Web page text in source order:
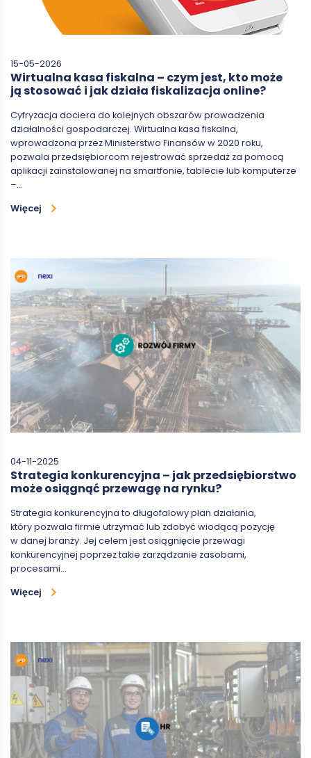
15-05-2026
Wirtualna kasa fiskalna – czym jest, kto może
ją stosować i jak działa fiskalizacja online?
Cyfryzacja dociera do kolejnych obszarów prowadzenia
działalności gospodarczej. Wirtualna kasa fiskalna,
wprowadzona przez Ministerstwo Finansów w 2020 roku,
pozwala przedsiębiorcom rejestrować sprzedaż za pomocą
aplikacji zainstalowanej na smartfonie, tablecie lub komputerze
–…
Więcej
04-11-2025
Strategia konkurencyjna – jak przedsiębiorstwo
może osiągnąć przewagę na rynku?
Strategia konkurencyjna to długofalowy plan działania,
który pozwala firmie utrzymać lub zdobyć wiodącą pozycję
w danej branży. Jej celem jest osiągnięcie przewagi
konkurencyjnej poprzez takie zarządzanie zasobami,
procesami…
Więcej